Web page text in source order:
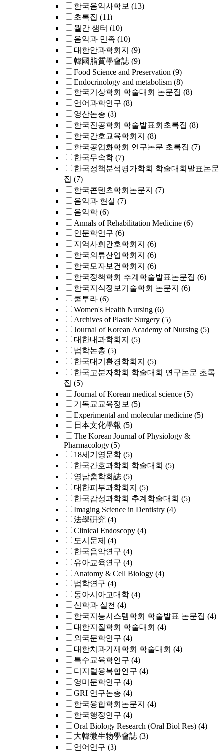
한국음악사학보 (13)
초록집 (11)
월간 샘터 (10)
음악과 민족 (10)
대한안과학회지 (9)
韓國脂質學會誌 (9)
Food Science and Preservation (9)
Endocrinology and metabolism (8)
한국기상학회 학술대회 논문집 (8)
언어과학연구 (8)
영산논총 (8)
한국진공학회 학술발표회초록집 (8)
한국간호교육학회지 (8)
한국공업화학회 연구논문 초록집 (7)
한국무속학 (7)
한국정책분석평가학회 학술대회발표논문
집 (7)
한국콘텐츠학회논문지 (7)
음악과 현실 (7)
음악학 (6)
Annals of Rehabilitation Medicine (6)
인문학연구 (6)
지역사회간호학회지 (6)
한국의류산업학회지 (6)
한국모자보건학회지 (6)
한국정책학회 추계학술발표논문집 (6)
한국지식정보기술학회 논문지 (6)
쿨투라 (6)
Women's Health Nursing (6)
Archives of Plastic Surgery (5)
Journal of Korean Academy of Nursing (5)
대한내과학회지 (5)
법학논총 (5)
한국대기환경학회지 (5)
한국고분자학회 학술대회 연구논문 초록
집 (5)
Journal of Korean medical science (5)
기독교교육정보 (5)
Experimental and molecular medicine (5)
日本文化學報 (5)
The Korean Journal of Physiology &
Pharmacology (5)
18세기영문학 (5)
한국간호과학회 학술대회 (5)
영남춤학회誌 (5)
대한피부과학회지 (5)
한국감성과학회 추계학술대회 (5)
Imaging Science in Dentistry (4)
法學硏究 (4)
Clinical Endoscopy (4)
도시문제 (4)
한국음악연구 (4)
유아교육연구 (4)
Anatomy & Cell Biology (4)
법학연구 (4)
동아시아고대학 (4)
신학과 실천 (4)
한국지능시스템학회 학술발표 논문집 (4)
대한지질학회 학술대회 (4)
외국문학연구 (4)
대한치과기재학회 학술대회 (4)
특수교육학연구 (4)
디지털융복합연구 (4)
영미문학연구 (4)
GRI 연구논총 (4)
한국융합학회논문지 (4)
한국행정연구 (4)
Oral Biology Research (Oral Biol Res) (4)
大韓微生物學會誌 (3)
언어연구 (3)